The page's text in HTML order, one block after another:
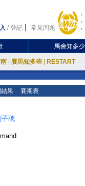
/登記 常見問題
馬會知多少
賽馬知多些 RESTART
果 賽期表
子聰